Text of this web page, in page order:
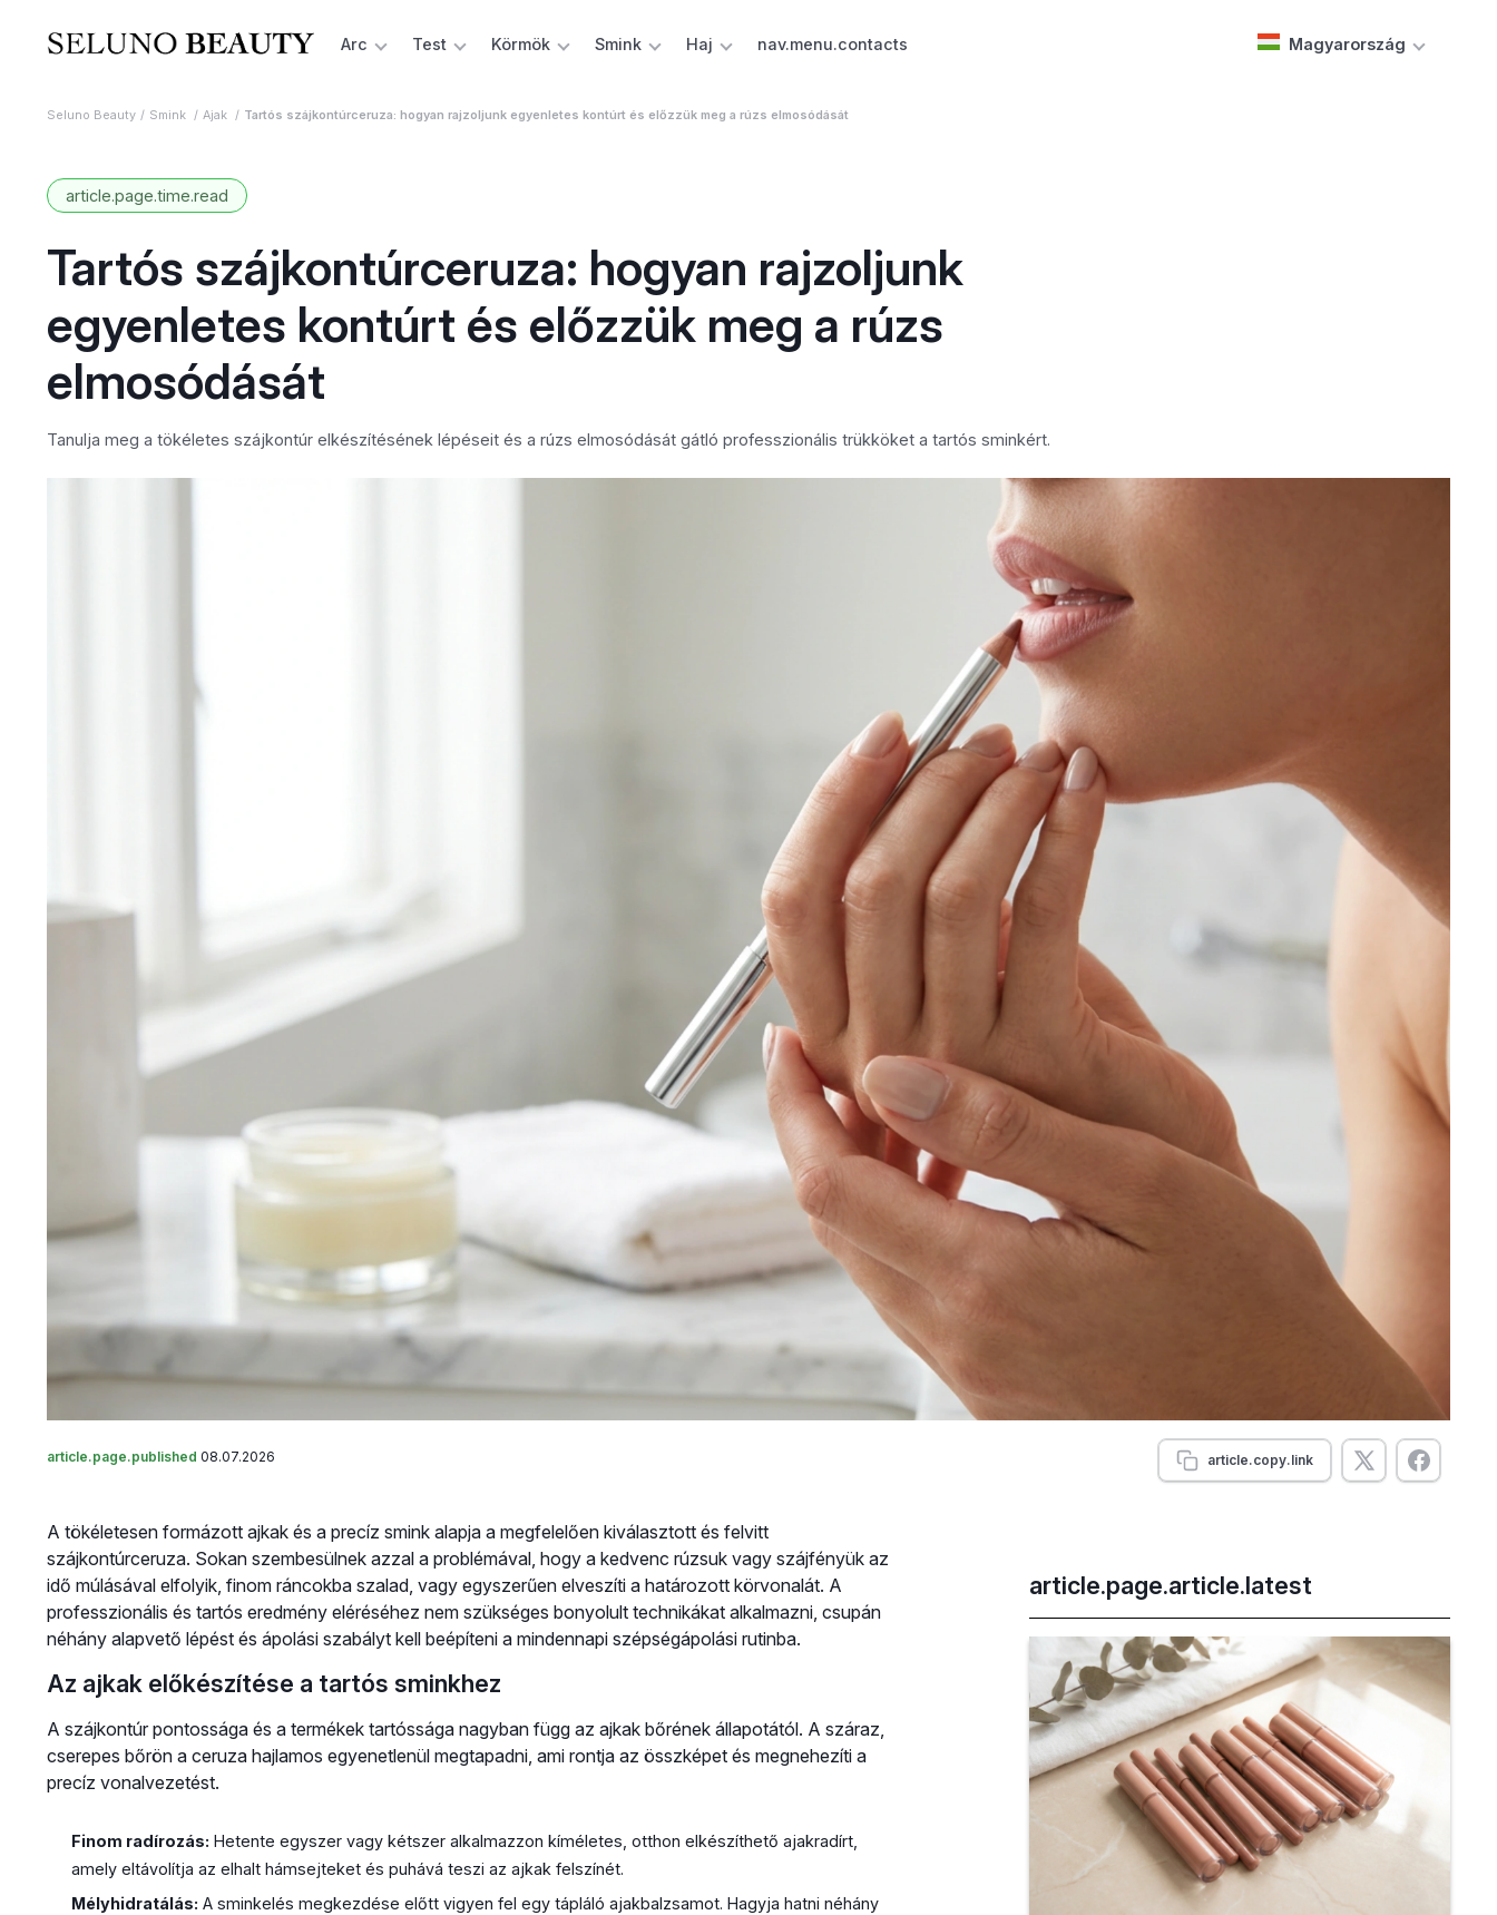
Arc Test Körmök Smink Haj nav.menu.contacts Magyarország
Seluno Beauty Smink Ajak Tartós szájkontúrceruza: hogyan rajzoljunk egyenletes kontúrt és előzzük meg a rúzs elmosódását
article.page.time.read
Tartós szájkontúrceruza: hogyan rajzoljunk
egyenletes kontúrt és előzzük meg a rúzs
elmosódását
Tanulja meg a tökéletes szájkontúr elkészítésének lépéseit és a rúzs elmosódását gátló professzionális trükköket a tartós sminkért.
article.page.published 08.07.2026 article.copy.link
A tökéletesen formázott ajkak és a precíz smink alapja a megfelelően kiválasztott és felvitt
szájkontúrceruza. Sokan szembesülnek azzal a problémával, hogy a kedvenc rúzsuk vagy szájfényük az
idő múlásával elfolyik, finom ráncokba szalad, vagy egyszerűen elveszíti a határozott körvonalát. A
professzionális és tartós eredmény eléréséhez nem szükséges bonyolult technikákat alkalmazni, csupán
néhány alapvető lépést és ápolási szabályt kell beépíteni a mindennapi szépségápolási rutinba.
Az ajkak előkészítése a tartós sminkhez
A szájkontúr pontossága és a termékek tartóssága nagyban függ az ajkak bőrének állapotától. A száraz,
cserepes bőrön a ceruza hajlamos egyenetlenül megtapadni, ami rontja az összképet és megnehezíti a
precíz vonalvezetést.
Finom radírozás: Hetente egyszer vagy kétszer alkalmazzon kíméletes, otthon elkészíthető ajakradírt,
amely eltávolítja az elhalt hámsejteket és puhává teszi az ajkak felszínét.
Mélyhidratálás: A sminkelés megkezdése előtt vigyen fel egy tápláló ajakbalzsamot. Hagyja hatni néhány
article.page.article.latest